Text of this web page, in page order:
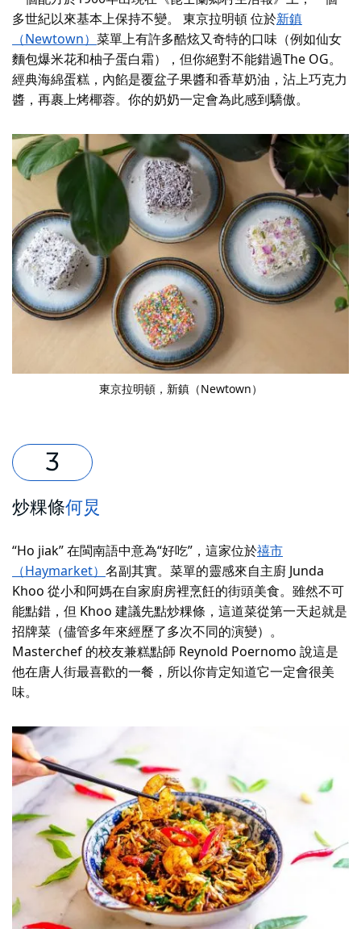
多世紀以來基本上保持不變。 東京拉明頓位於新鎮
（Newtown） 菜單上有許多酷炫又奇特的口味（例如仙女
麵包爆米花和柚子蛋白霜），但你絕對不能錯過The OG。
經典海綿蛋糕，內餡是覆盆子果醬和香草奶油，沾上巧克力
醬，再裹上烤椰蓉。你的奶奶一定會為此感到驕傲。
東京拉明頓，新鎮（Newtown）
炒粿條何炅
“Ho jiak” 在閩南語中意為“好吃”，這家位於禧市
（Haymarket） 名副其實。菜單的靈感來自主廚 Junda
Khoo 從小和阿媽在自家廚房裡烹飪的街頭美食。雖然不可
能點錯，但 Khoo 建議先點炒粿條，這道菜從第一天起就是
招牌菜（儘管多年來經歷了多次不同的演變）。
Masterchef 的校友兼糕點師 Reynold Poernomo 說這是
他在唐人街最喜歡的一餐，所以你肯定知道它一定會很美
味。